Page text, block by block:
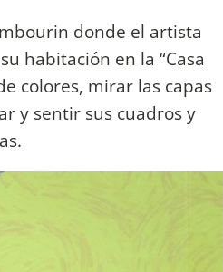
donde el artista
habitación en la “Casa
colores, mirar las capas
y sentir sus cuadros y